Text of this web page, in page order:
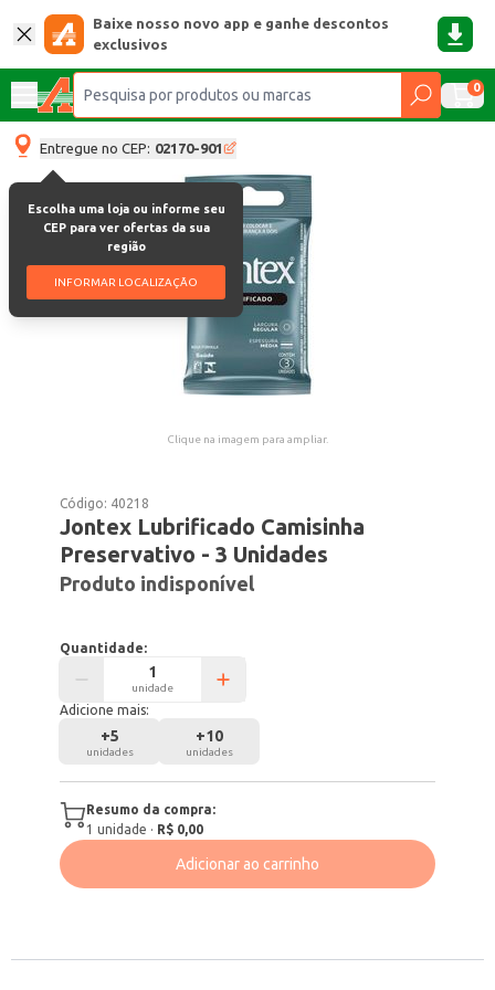
Baixe nosso novo app e ganhe descontos
exclusivos
0
Entregue no CEP: 02170-901
Escolha uma loja ou informe seu
CEP para ver ofertas da sua
região
INFORMAR LOCALIZAÇÃO
Clique na imagem para ampliar.
Código: 40218
Jontex Lubrificado Camisinha
Preservativo - 3 Unidades
Produto indisponível
Quantidade:
unidade
Adicione mais:
+5
unidades
+10
unidades
Resumo da compra:
1 unidade · R$ 0,00
Adicionar ao carrinho